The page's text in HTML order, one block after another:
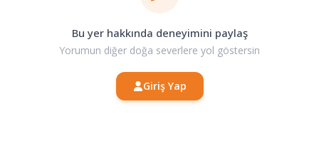
Bu yer hakkında deneyimini paylaş
Yorumun diğer doğa severlere yol göstersin
Giriş Yap